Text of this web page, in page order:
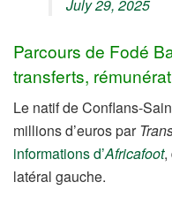
July 29, 2025
Parcours de Fodé
transferts,
Le natif de Conflans-
millions d’euros par
informations d’Africafoot,
latéral gauche.